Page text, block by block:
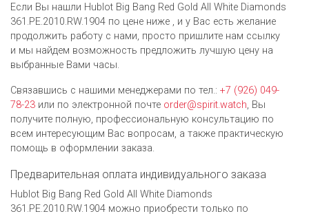
Если Вы нашли Hublot Big Bang Red Gold All White Diamonds
361.PE.2010.RW.1904 по цене ниже , и у Вас есть желание
продолжить работу с нами, просто пришлите нам ссылку
и мы найдем возможность предложить лучшую цену на
выбранные Вами часы.
Связавшись с нашими менеджерами по тел.: +7 (926) 049-
78-23 или по электронной почте order@spirit.watch, Вы
получите полную, профессиональную консультацию по
всем интересующим Вас вопросам, а также практическую
помощь в оформлении заказа.
Предварительная оплата индивидуального заказа
Hublot Big Bang Red Gold All White Diamonds
361.PE.2010.RW.1904 можно приобрести только по